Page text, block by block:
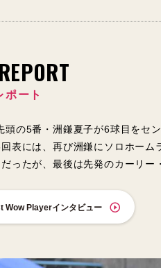
ポート
の5番・洲鎌夏子が6球目をセ
には、再び洲鎌にソロホー
たが、最後は先発のカーリー
Wow Playerインタビュー